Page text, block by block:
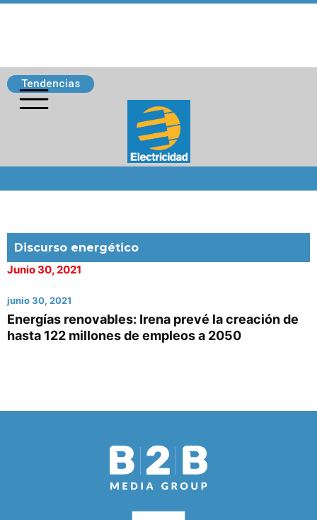
Tendencias
Discurso energético
Junio 30, 2021
junio 30, 2021
Energías renovables: Irena prevé la creación de
hasta 122 millones de empleos a 2050